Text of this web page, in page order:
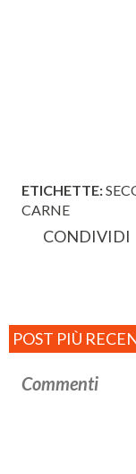
ETICHETTE:
CARNE
CONDIVIDI
POST PIÙ
Commenti